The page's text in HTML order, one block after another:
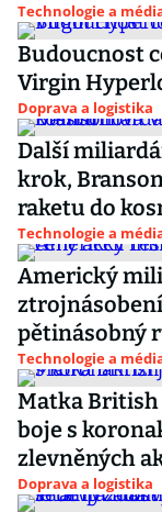
Technologie a
Budoucnost
Virgin
Doprava a logistika
Další
krok,
raketu do
Technologie a
Americký
pětinásobný
Technologie a
Matka British
boje s
zlevněných
Doprava a logistika